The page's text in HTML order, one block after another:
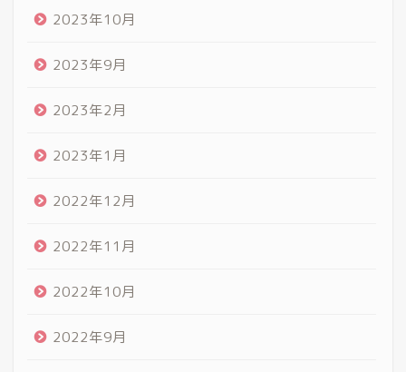
2023年10月
2023年9月
2023年2月
2023年1月
2022年12月
2022年11月
2022年10月
2022年9月